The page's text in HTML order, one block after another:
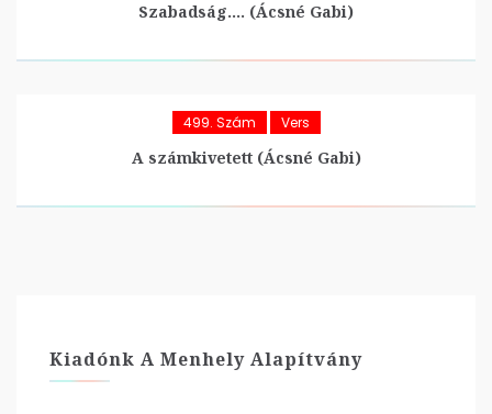
Szabadság…. (Ácsné Gabi)
499. Szám Vers
A számkivetett (Ácsné Gabi)
Kiadónk A Menhely Alapítvány